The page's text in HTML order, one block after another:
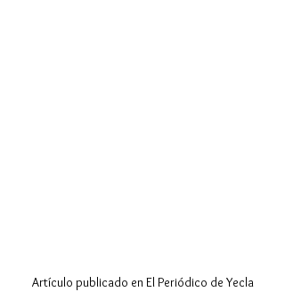
Artículo publicado en El Periódico de Yecla